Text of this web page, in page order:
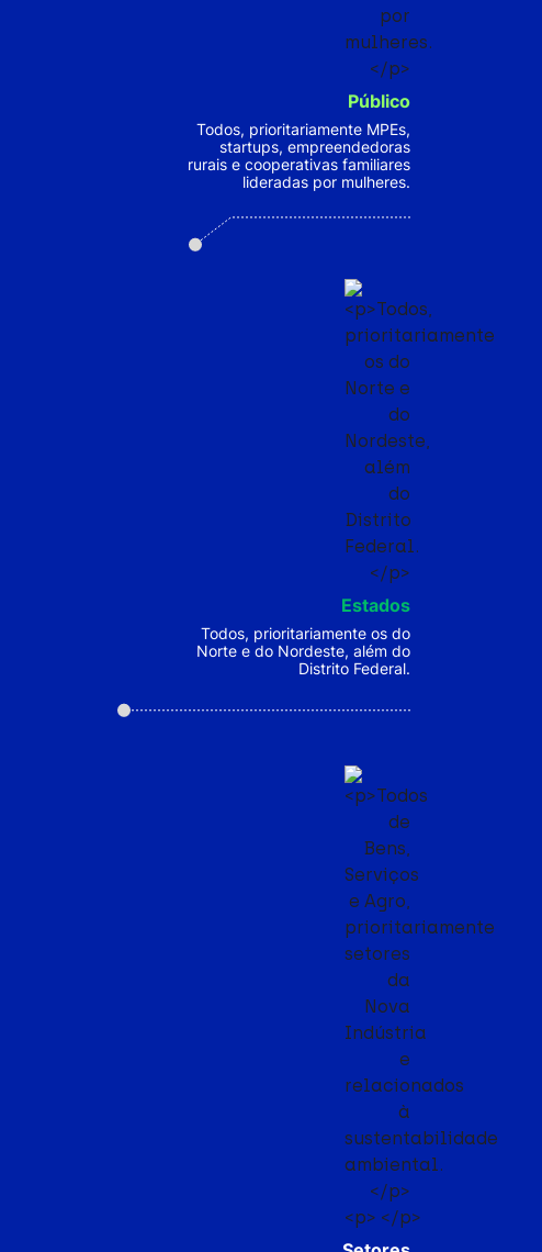
Público
Todos, prioritariamente MPEs,
startups, empreendedoras
rurais e cooperativas familiares
lideradas por mulheres.
Estados
Todos, prioritariamente os do
Norte e do Nordeste, além do
Distrito Federal.